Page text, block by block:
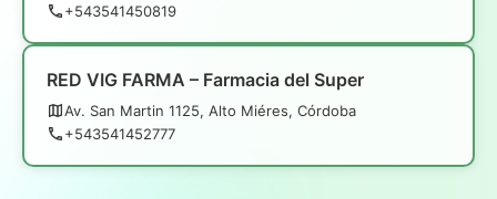
+543541450819
RED VIG FARMA – Farmacia del Super
Av. San Martin 1125, Alto Miéres, Córdoba
+543541452777